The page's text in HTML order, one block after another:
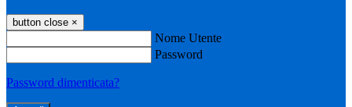
button close ×
Nome Utente
Password
Password dimenticata?